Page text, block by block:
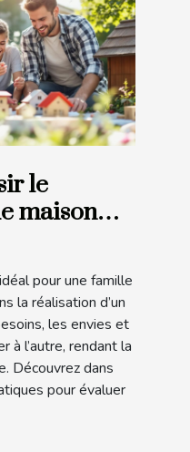
le
maison
?
pour une famille
la réalisation d’un
les envies et
à l’autre, rendant la
Découvrez dans
pour évaluer